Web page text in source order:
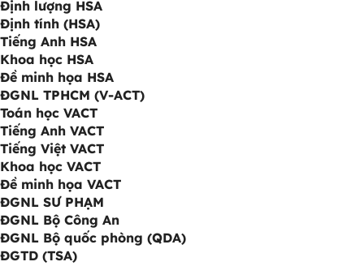
Định lượng HSA
Định tính (HSA)
Tiếng Anh HSA
Khoa học HSA
Đề minh họa HSA
ĐGNL TPHCM (V-ACT)
Toán học VACT
Tiếng Anh VACT
Tiếng Việt VACT
Khoa học VACT
Đề minh họa VACT
ĐGNL SƯ PHẠM
ĐGNL Bộ Công An
ĐGNL Bộ quốc phòng (QDA)
ĐGTD (TSA)